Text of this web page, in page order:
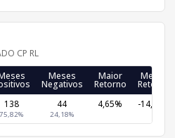
CP RL
Meses
Negativos
Maior
Retorno
Menor
Retorno
138
75,82%
44
24,18%
4,65% -14,31%